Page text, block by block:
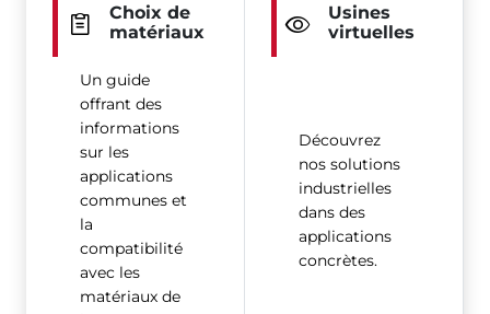
Choix de
matériaux
Un guide
offrant des
informations
sur les
applications
communes et
la
compatibilité
avec les
matériaux de
Usines
virtuelles
Découvrez
nos solutions
industrielles
dans des
applications
concrètes.